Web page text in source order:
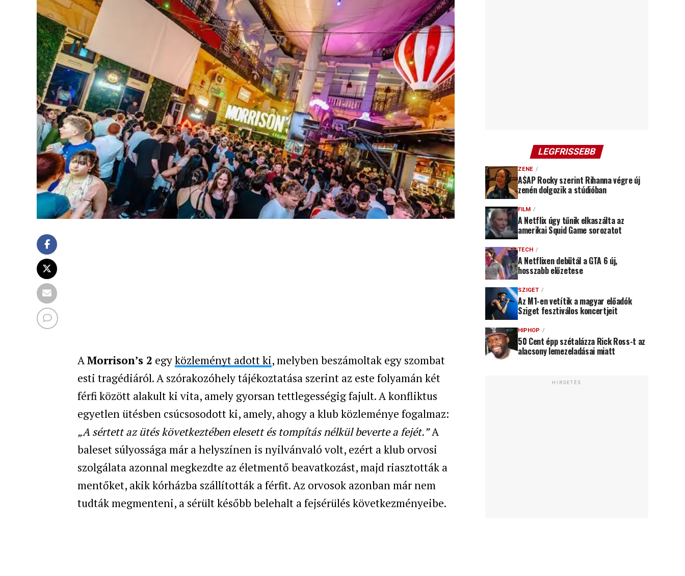
AMorrison’s 2 egyközleményt adott ki, melyben beszámoltak egy szombat
esti tragédiáról. A szórakozóhely tájékoztatása szerint az este folyamán két
férfi között alakult ki vita, amely gyorsan tettlegességig fajult. A konfliktus
egyetlen ütésben csúcsosodott ki, amely, ahogy a klub közleménye fogalmaz:
„A sértett az ütés következtében elesett és tompítás nélkül beverte a fejét.”A
baleset súlyossága már a helyszínen is nyilvánvaló volt, ezért a klub orvosi
szolgálata azonnal megkezdte az életmentő beavatkozást, majd riasztották a
mentőket, akik kórházba szállították a férfit. Az orvosok azonban már nem
tudták megmenteni, a sérült később belehalt a fejsérülés következményeibe.
LEGFRISSEBB
ZENE
A$AP Rocky szerint Rihanna végre új
zenén dolgozik a stúdióban
FILM
A Netflix úgy tűnik elkaszálta az
amerikai Squid Game sorozatot
TECH
A Netflixen debütál a GTA 6 új,
hosszabb előzetese
SZIGET
Az M1-en vetítik a magyar előadók
Sziget fesztiválos koncertjeit
HIPHOP
50 Cent épp szétalázza Rick Ross-t az
alacsony lemezeladásai miatt
HIRDETÉS